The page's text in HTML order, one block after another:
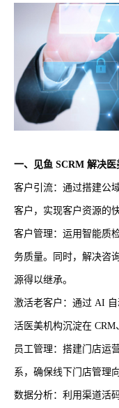
一、见鱼 SCRM 解决
客户引流：通过搭建公
客户，实现客户资源的
客户管理：运用智能质
务质量。同时，解决咨
源得以继承。
激活老客户：通过 AI
活医美机构沉淀在 CRM
员工管理：搭建门店运
系，确保线下门店管理
数据分析：利用渠道活